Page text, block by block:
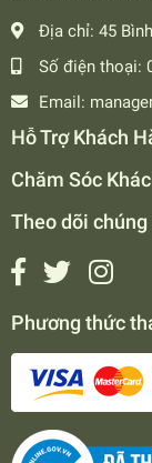
Địa chỉ: 45
Số điện thoại:
Email:
Hỗ Trợ Khách
Chăm Sóc
Theo dõi chúng
Phương thức